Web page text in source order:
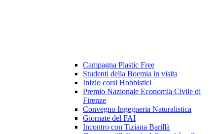
Campagna Plastic Free
Studenti della Boemia in visita
Inizio corsi Hobbistici
Premio Nazionale Economia Civile di
Firenze
Convegno Ingegneria Naturalistica
Giornate del FAI
Incontro con Tiziana Barillà